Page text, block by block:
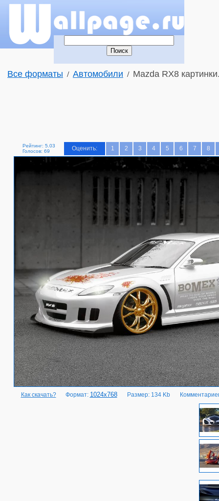
Все форматы / Автомобили / Mazda RX8
Рейтинг: 5.03
Голосов: 69
Оценить: 1 2 3 4 5 6 7 8
Как скачать? Формат: 1024x768 Размер: 134 Kb